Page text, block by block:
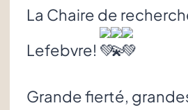
La Chaire de
Lefebvre!
Grande fierté,